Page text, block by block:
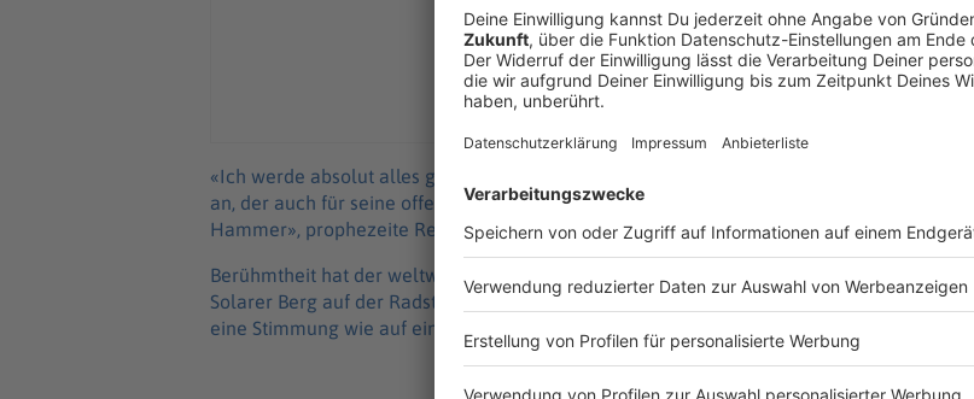
«Ich werde absolut alles geben, um das Rennen zu gewinnen», kündigte Blummenfelt nun
an, der auch für seine offensiv-aggressive Rennstrategie bekannt ist. «Das wird der
Hammer», prophezeite Renndirektor Felix Walchshöfer.
Berühmtheit hat der weltweit größte Triathlon auch wegen des legendären Abschnitts
Solarer Berg auf der Radstrecke erlangt. Tausende Zuschauer sorgen an dem Anstieg für
eine Stimmung wie auf einer Bergetappe der Tour de France.